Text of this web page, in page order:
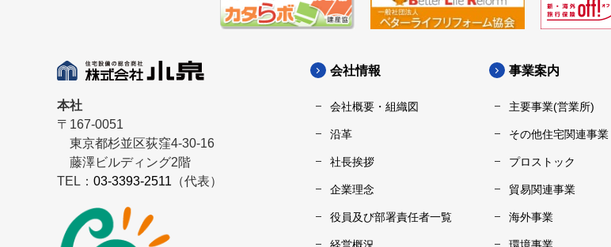
本社
〒167-0051
東京都杉並区荻窪4-30-16
藤澤ビルディング2階
TEL： 03-3393-2511 （代表）
会社情報
会社概要・組織図
沿革
社長挨拶
企業理念
役員及び部署責任者一覧
事業案内
主要事業(営業所)
その他住宅関連事業
プロストック
貿易関連事業
海外事業